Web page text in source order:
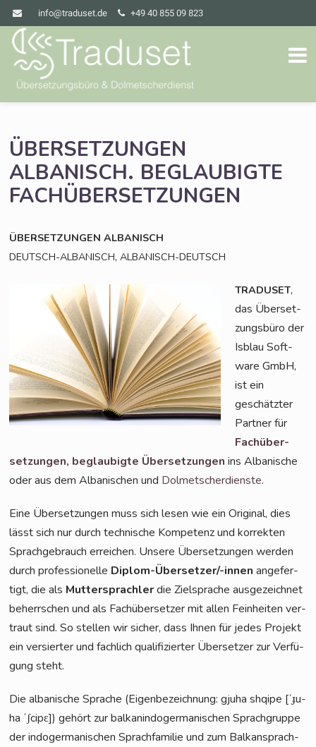
info@traduset.de +49 40 855 09 823
ÜBERSETZUNGEN
ALBANISCH. BEGLAUBIGTE
FACHÜBERSETZUNGEN
ÜBERSETZUNGEN ALBANISCH
DEUTSCH-ALBANISCH,ALBANISCH-DEUTSCH
TRADUSET,
das Über­set­
zungs­bü­ro der
Isblau Soft­
ware GmbH,
ist ein
geschätz­ter
Part­ner für
Fach­über­
set­zun­gen, beglau­big­te Über­set­zun­gen ins Alba­ni­sche
oder aus dem Alba­ni­schen und Dol­met­scher­diens­te.
Eine Über­set­zun­gen muss sich lesen wie ein Ori­gi­nal, dies
lässt sich nur durch tech­ni­sche Kom­pe­tenz und kor­rek­ten
Sprach­ge­brauch errei­chen. Unse­re Über­set­zun­gen wer­den
durch pro­fes­sio­nel­le Diplom-Über­set­zer/-innen ange­fer­
tigt, die als Mut­ter­sprach­lerdie Ziel­spra­che aus­ge­zeich­net
beherr­schen und als Fach­über­set­zer mit allen Fein­hei­ten ver­
traut sind. So stel­len wir sicher, dass Ihnen für jedes Pro­jekt
ein ver­sier­ter und fach­lich qua­li­fi­zier­ter Über­set­zer zur Ver­fü­
gung steht.
Die alba­ni­sche Spra­che (Eigen­be­zeich­nung: gju­ha shqi­pe [ˈɟu­
ha ˈʃcipɛ]) gehört zur bal­kan­in­do­ger­ma­ni­schen Sprach­grup­pe
der indo­ger­ma­ni­schen Sprach­fa­mi­lie und zum Bal­kan­sprach­